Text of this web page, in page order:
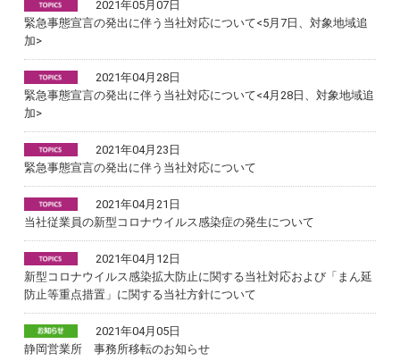
2021年05月07日
緊急事態宣言の発出に伴う当社対応について<5月7日、対象地域追
加>
2021年04月28日
緊急事態宣言の発出に伴う当社対応について<4月28日、対象地域追
加>
2021年04月23日
緊急事態宣言の発出に伴う当社対応について
2021年04月21日
当社従業員の新型コロナウイルス感染症の発生について
2021年04月12日
新型コロナウイルス感染拡大防止に関する当社対応および「まん延
防止等重点措置」に関する当社方針について
2021年04月05日
静岡営業所 事務所移転のお知らせ